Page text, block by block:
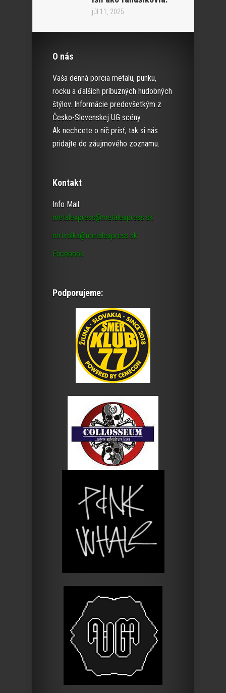
júl 11, 2025
O nás
Vaša denná porcia metalu, punku,
rocku a ďalších príbuzných hudobných
štýlov. Informácie predovšetkým z
Česko-Slovenskej UG scény.
Ak nechcete o nič prísť, tak si nás
pridajte do záujmového zoznamu.
Kontakt
Info Mail:
metalexpress@metalexpress.sk
mrtvolka@metalexpress.sk
Facebook
Podporujeme: